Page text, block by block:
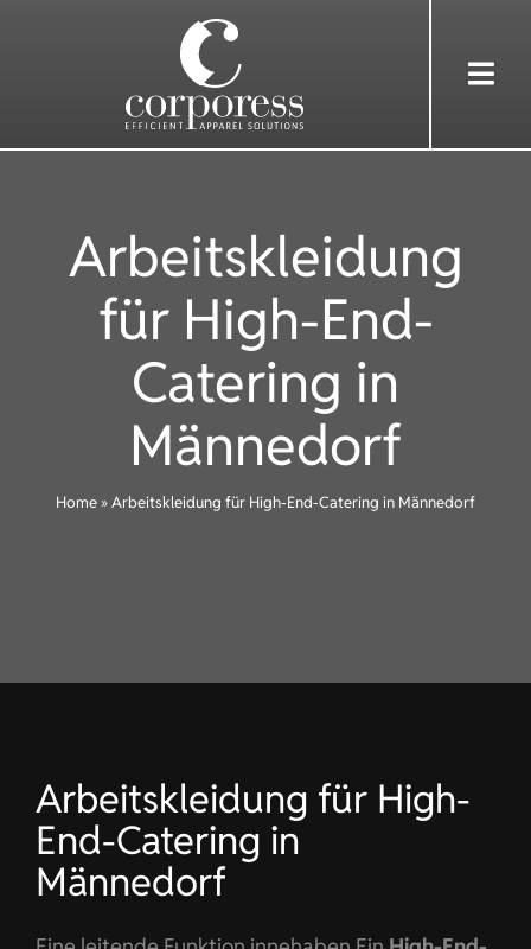
ÜBER UNS
DIENSTLEISTUNGEN
BEKLEIDUNG
REFERENZEN
Arbeitskleidung
für High-End-
Catering in
Männedorf
Home »Arbeitskleidung für High-End-Catering in Männedorf
Arbeitskleidung für High-
End-Catering in
Männedorf